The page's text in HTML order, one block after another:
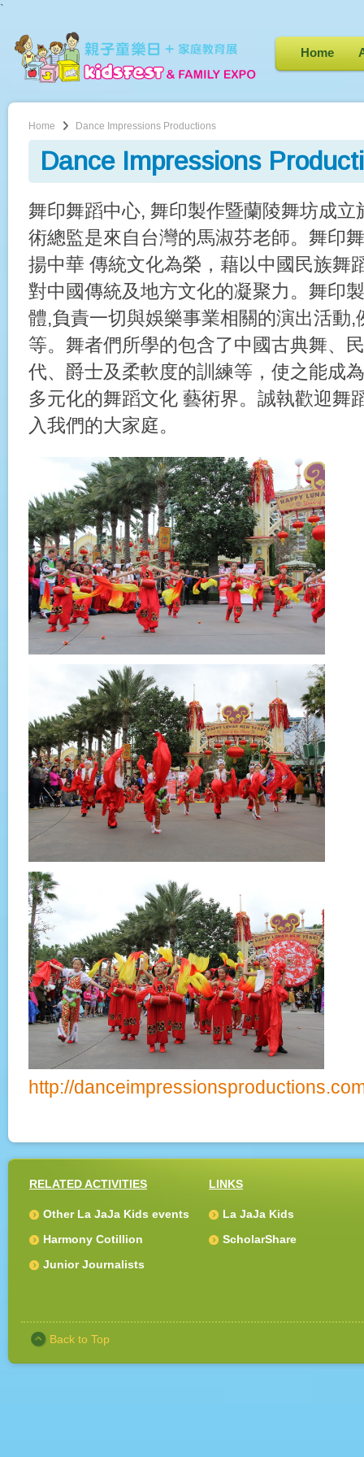
`
Home
Home Dance Impressions Productions
Dance Impressions
舞印舞蹈中心, 舞印製作暨蘭陵舞坊成
術總監是來自台灣的馬淑芬老師。舞印
揚中華 傳統文化為榮，藉以中國民族舞
對中國傳統及地方文化的凝聚力。舞印
體,負責一切與娛樂事業相關的演出活動,
等。舞者們所學的包含了中國古典舞、
代、爵士及柔軟度的訓練等，使之能成
多元化的舞蹈文化 藝術界。誠執歡迎舞
入我們的大家庭。
http://
RELATED ACTIVITIES
Other La JaJa Kids events
Harmony Cotillion
Junior Journalists
LINKS
La JaJa Kids
ScholarShare
Back to Top